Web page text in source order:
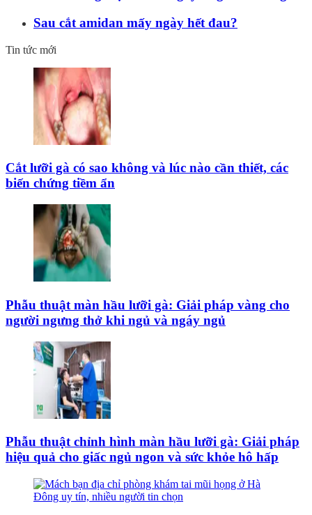
Sau cắt amidan mấy ngày hết đau?
Tin tức mới
Cắt lưỡi gà có sao không và lúc nào cần thiết, các
biến chứng tiềm ẩn
Phẫu thuật màn hầu lưỡi gà: Giải pháp vàng cho
người ngưng thở khi ngủ và ngáy ngủ
Phẫu thuật chỉnh hình màn hầu lưỡi gà: Giải pháp
hiệu quả cho giấc ngủ ngon và sức khỏe hô hấp